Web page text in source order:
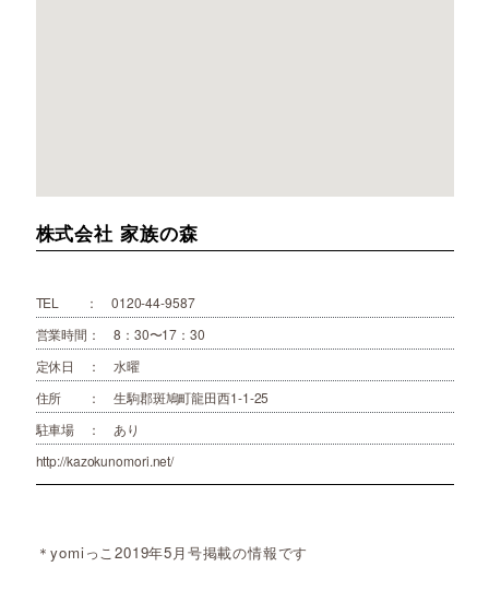
株式会社 家族の森
TEL ： 0120-44-9587
営業時間： 8：30〜17：30
定休日 ： 水曜
住所 ： 生駒郡斑鳩町龍田西1-1-25
駐車場 ： あり
http://kazokunomori.net/
＊yomiっこ2019年5月号掲載の情報です